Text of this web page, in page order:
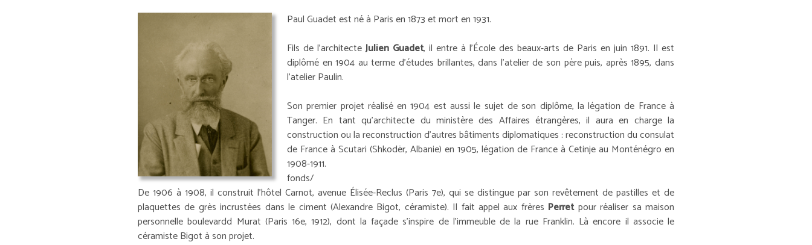
Paul Guadet est né à Paris en 1873 et mort en 1931.
Fils de l'architecteJulien Guadet, il entre à l'École des beaux-arts de Paris en juin 1891. Il est
diplômé en 1904 au terme d'études brillantes, dans l'atelier de son père puis, après 1895, dans
l'atelier Paulin.
Son premier projet réalisé en 1904 est aussi le sujet de son diplôme, la légation de France à
Tanger. En tant qu'architecte du ministère des Affaires étrangères, il aura en charge la
construction ou la reconstruction d'autres bâtiments diplomatiques : reconstruction du consulat
de France à Scutari (Shkodër, Albanie) en 1905, légation de France à Cetinje au Monténégro en
1908-1911.
fonds/
De 1906 à 1908, il construit l'hôtel Carnot, avenue Élisée-Reclus (Paris 7e), qui se distingue par son revêtement de pastilles et de
plaquettes de grès incrustées dans le ciment (Alexandre Bigot, céramiste). Il fait appel aux frères Perretpour réaliser sa maison
personnelle boulevardd Murat (Paris 16e, 1912), dont la façade s'inspire de l'immeuble de la rue Franklin. Là encore il associe le
céramiste Bigot à son projet.